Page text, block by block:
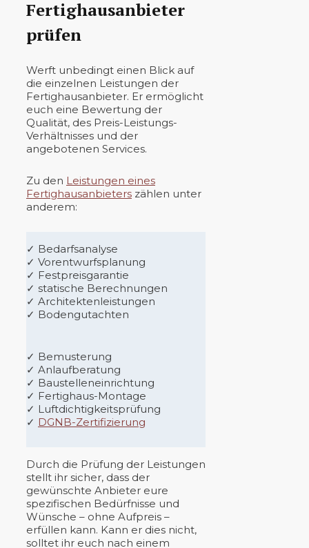
Fertighausanbieter
prüfen
Werft unbedingt einen Blick auf
die einzelnen Leistungen der
Fertighausanbieter. Er ermöglicht
euch eine Bewertung der
Qualität, des Preis-Leistungs-
Verhältnisses und der
angebotenen Services.
Zu den Leistungen eines
Fertighausanbieters zählen unter
anderem:
✓ Bedarfsanalyse
✓ Vorentwurfsplanung
✓ Festpreisgarantie
✓ statische Berechnungen
✓ Architektenleistungen
✓ Bodengutachten
✓ Bemusterung
✓ Anlaufberatung
✓ Baustelleneinrichtung
✓ Fertighaus-Montage
✓ Luftdichtigkeitsprüfung
✓ DGNB-Zertifizierung
Durch die Prüfung der Leistungen
stellt ihr sicher, dass der
gewünschte Anbieter eure
spezifischen Bedürfnisse und
Wünsche – ohne Aufpreis –
erfüllen kann. Kann er dies nicht,
solltet ihr euch nach einem